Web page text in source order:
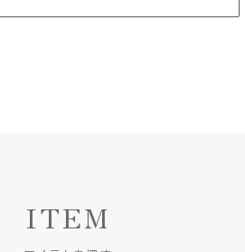
ITEM